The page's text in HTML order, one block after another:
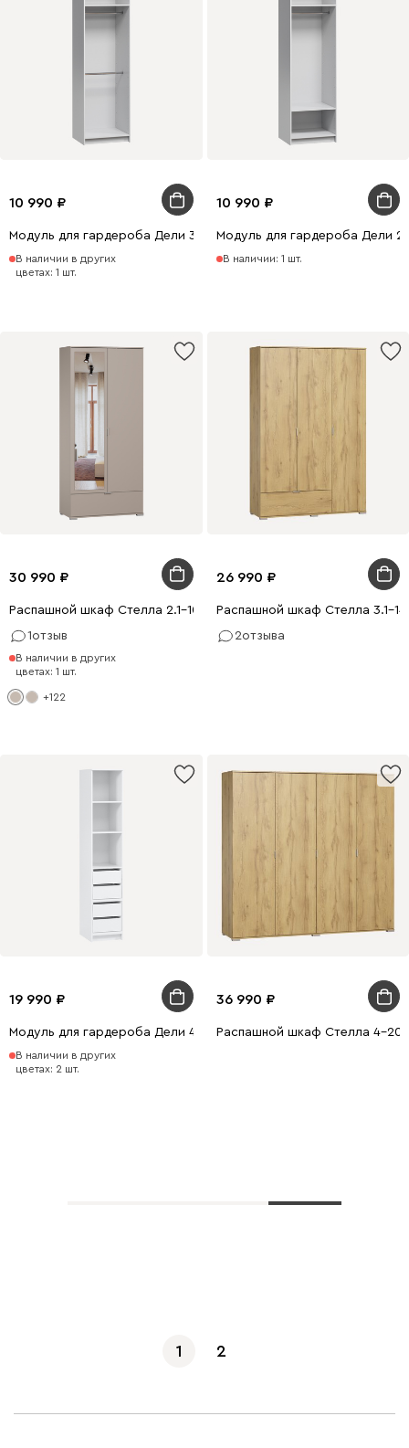
10 990
Модуль для гардероба Дели 3-60x210 Белый
В наличии в других
цветах: 1 шт.
10 990
Модуль для гардероба Дели
В наличии: 1 шт.
30 990
Распашной шкаф Стелла 2.1-100x220 Латте с зеркалом
1отзыв
В наличии в других
цветах: 1 шт.
+122
26 990
Распашной шкаф Стелла 3.1-
2отзыва
19 990
Модуль для гардероба Дели 4-40x210 Белый
В наличии в других
цветах: 2 шт.
36 990
Распашной шкаф Стелла 4-
1 2